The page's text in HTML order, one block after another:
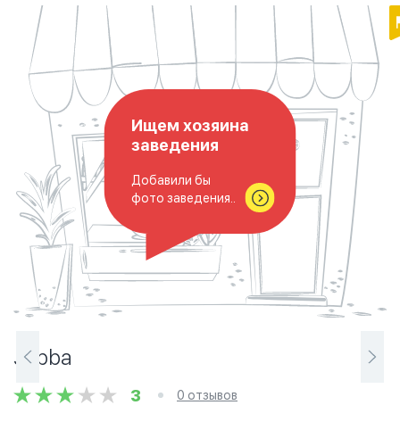
Ищем хозяина
заведения
Добавили бы
фото заведения..
Jubba
3 0 отзывов